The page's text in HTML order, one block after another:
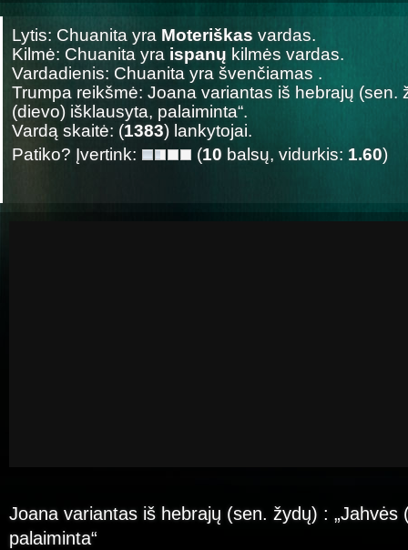
Lytis: Chuanita yra Moteriškas vardas.
Kilmė: Chuanita yra ispanų kilmės vardas.
Vardadienis: Chuanita yra švenčiamas .
Trumpa reikšmė: Joana variantas iš hebrajų (sen.
(dievo) išklausyta, palaiminta“.
Vardą skaitė: (1383) lankytojai.
Patiko? Įvertink:
(10 balsų, vidurkis: 1.60)
Joana variantas iš hebrajų (sen. žydų) : „Jahvės
palaiminta“